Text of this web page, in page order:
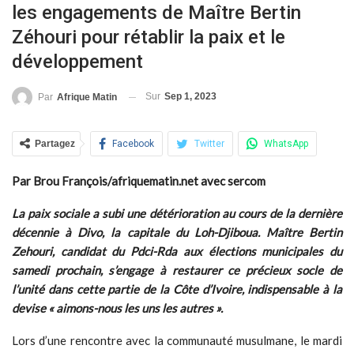
les engagements de Maître Bertin
Zéhouri pour rétablir la paix et le
développement
Par Afrique Matin Sur Sep 1, 2023
Partagez Facebook Twitter WhatsApp
Par Brou François/afriquematin.net avec sercom
La paix sociale a subi une détérioration au cours de la dernière
décennie à Divo, la capitale du Loh-Djiboua. Maître Bertin
Zehouri, candidat du Pdci-Rda aux élections municipales du
samedi prochain, s’engage à restaurer ce précieux socle de
l’unité dans cette partie de la Côte d’Ivoire, indispensable à la
devise « aimons-nous les uns les autres ».
Lors d’une rencontre avec la communauté musulmane, le mardi